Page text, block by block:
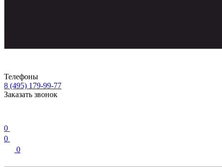
Телефоны
8 (495) 179-99-77
Заказать звонок
0
0
0